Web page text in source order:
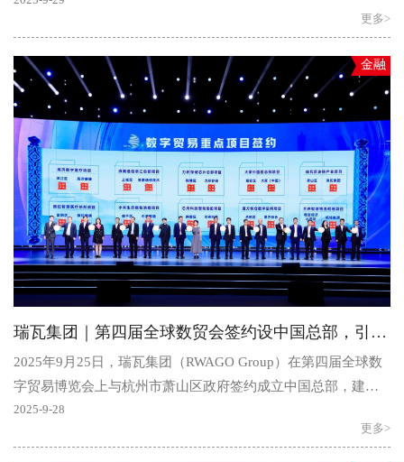
更多>
金融
瑞瓦集团｜第四届全球数贸会签约设中国总部，引领区块链产业发展
2025年9月25日，瑞瓦集团（RWAGO Group）在第四届全球数
字贸易博览会上与杭州市萧山区政府签约成立中国总部，建设
区块链产业孵化器项目。此项目被列为本届数贸会十大签约..
2025-9-28
更多>